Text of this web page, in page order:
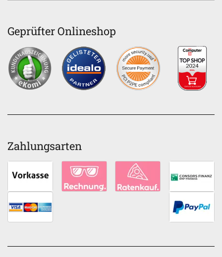
Geprüfter Onlineshop
Zahlungsarten